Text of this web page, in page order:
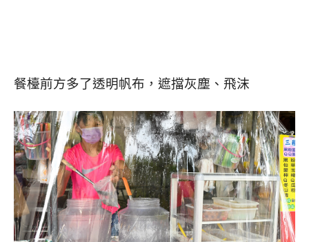
餐檯前方多了透明帆布，遮擋灰塵、飛沫